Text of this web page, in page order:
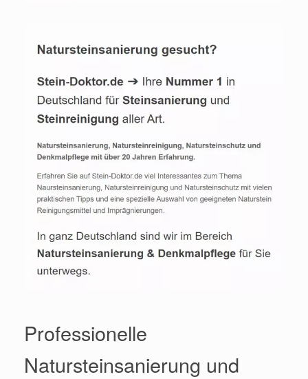
Professionelle
Natursteinsanierung und